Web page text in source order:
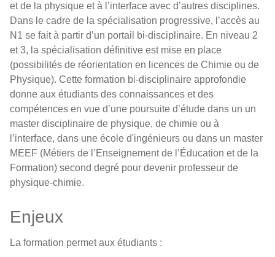
et de la physique et à l’interface avec d’autres disciplines.
Dans le cadre de la spécialisation progressive, l’accès au
N1 se fait à partir d’un portail bi-disciplinaire. En niveau 2
et 3, la spécialisation définitive est mise en place
(possibilités de réorientation en licences de Chimie ou de
Physique). Cette formation bi-disciplinaire approfondie
donne aux étudiants des connaissances et des
compétences en vue d’une poursuite d’étude dans un un
master disciplinaire de physique, de chimie ou à
l’interface, dans une école d'ingénieurs ou dans un master
MEEF (Métiers de l’Enseignement de l’Éducation et de la
Formation) second degré pour devenir professeur de
physique-chimie.
Enjeux
La formation permet aux étudiants :